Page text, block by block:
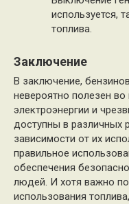
используется,
топлива.
Заключение
В заключение,
невероятно полезен
электроэнергии и
доступны в различных
зависимости от их
правильное
обеспечения
людей. И хотя важно
использования